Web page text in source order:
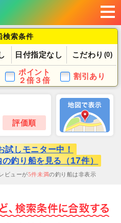
検索条件
日付指定なし こだわり (0)
ポイント
２倍３倍
割引あり
評価順
試しモニター中！
の釣り船を見る（17件）
ビューが5件未満の釣り船は非表示